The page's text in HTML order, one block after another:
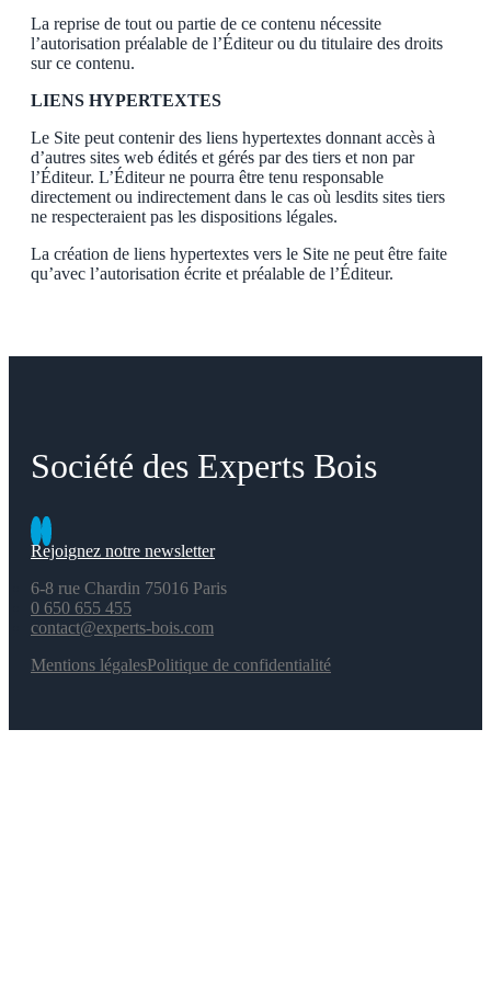
La reprise de tout ou partie de ce contenu nécessite
l’autorisation préalable de l’Éditeur ou du titulaire des droits
sur ce contenu.
LIENS HYPERTEXTES
Le Site peut contenir des liens hypertextes donnant accès à
d’autres sites web édités et gérés par des tiers et non par
l’Éditeur. L’Éditeur ne pourra être tenu responsable
directement ou indirectement dans le cas où lesdits sites tiers
ne respecteraient pas les dispositions légales.
La création de liens hypertextes vers le Site ne peut être faite
qu’avec l’autorisation écrite et préalable de l’Éditeur.
Société des Experts Bois
Rejoignez notre newsletter
6-8 rue Chardin 75016 Paris
0 650 655 455
contact@experts-bois.com
Mentions légalesPolitique de confidentialité